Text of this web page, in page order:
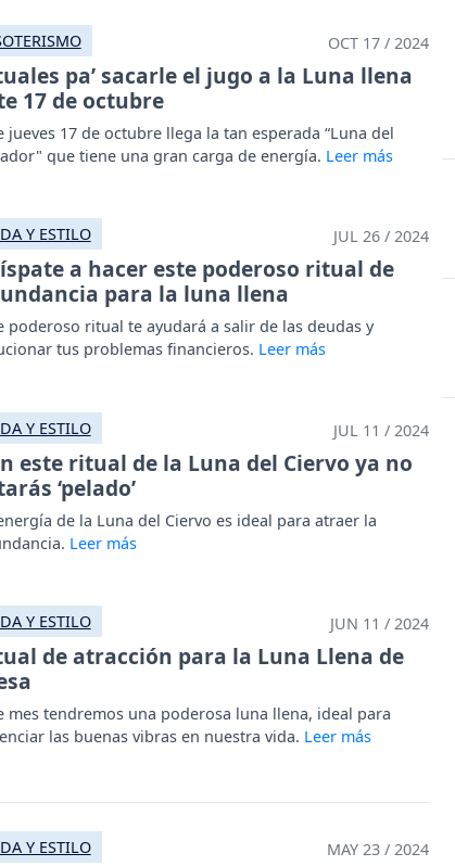
OCT 17 / 2024
pa’ sacarle el jugo a la Luna llena
17 de octubre
jueves 17 de octubre llega la tan esperada “Luna del
que tiene una gran carga de energía.
Y ESTILO JUL 26 / 2024
a hacer este poderoso ritual de
para la luna llena
poderoso ritual te ayudará a salir de las deudas y
tus problemas financieros.
Y ESTILO JUL 11 / 2024
este ritual de la Luna del Ciervo ya no
‘pelado’
de la Luna del Ciervo es ideal para atraer la
Y ESTILO JUN 11 / 2024
de atracción para la Luna Llena de
mes tendremos una poderosa luna llena, ideal para
las buenas vibras en nuestra vida.
Y ESTILO MAY 23 / 2024